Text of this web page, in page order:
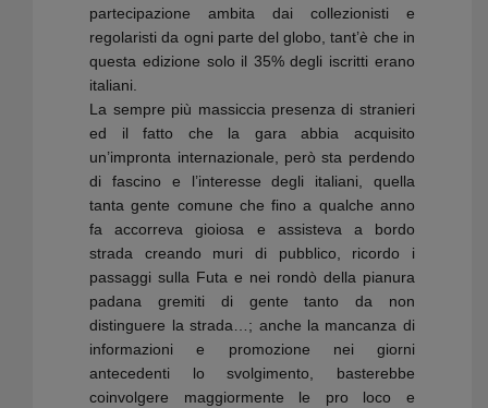
partecipazione ambita dai collezionisti e
regolaristi da ogni parte del globo, tant’è che in
questa edizione solo il 35% degli iscritti erano
italiani.
La sempre più massiccia presenza di stranieri
ed il fatto che la gara abbia acquisito
un’impronta internazionale, però sta perdendo
di fascino e l’interesse degli italiani, quella
tanta gente comune che fino a qualche anno
fa accorreva gioiosa e assisteva a bordo
strada creando muri di pubblico, ricordo i
passaggi sulla Futa e nei rondò della pianura
padana gremiti di gente tanto da non
distinguere la strada…; anche la mancanza di
informazioni e promozione nei giorni
antecedenti lo svolgimento, basterebbe
coinvolgere maggiormente le pro loco e